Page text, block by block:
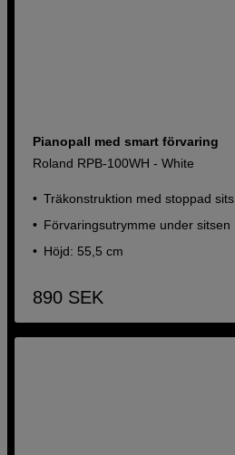
Pianopall med smart förvaring
Roland RPB-100WH - White
Träkonstruktion med stoppad sits
Förvaringsutrymme under sitsen
Höjd: 55,5 cm
890 SEK